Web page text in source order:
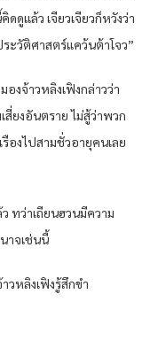
ดูแล้ว เจียวเจียวก็หวังว่า
ะวัติศาสตร์แคว้นต้าโจว”
องจ้าวหลิงเฟิงกล่าวว่า
สี่ยงอันตราย ไม่สู้ว่าพวก
รืองไปสามชั่วอายุคนเลย
ทว่าเถียนฮวนมีความ
าจเช่นนี้
วหลิงเฟิงรู้สึกขำ